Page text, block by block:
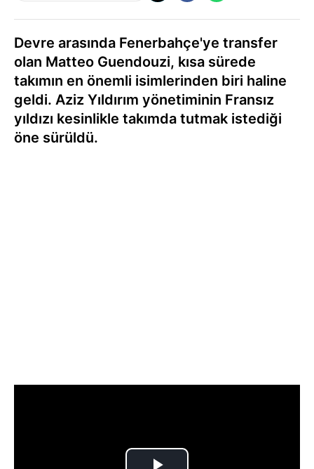
Devre arasında Fenerbahçe'ye transfer
olan Matteo Guendouzi, kısa sürede
takımın en önemli isimlerinden biri haline
geldi. Aziz Yıldırım yönetiminin Fransız
yıldızı kesinlikle takımda tutmak istediği
öne sürüldü.